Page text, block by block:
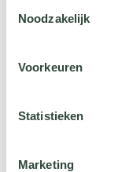
jehier.
Noodzakelijk
Voorkeuren
Statistieken
Marketing